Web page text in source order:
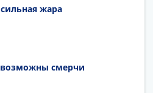
жара
возможны смерчи